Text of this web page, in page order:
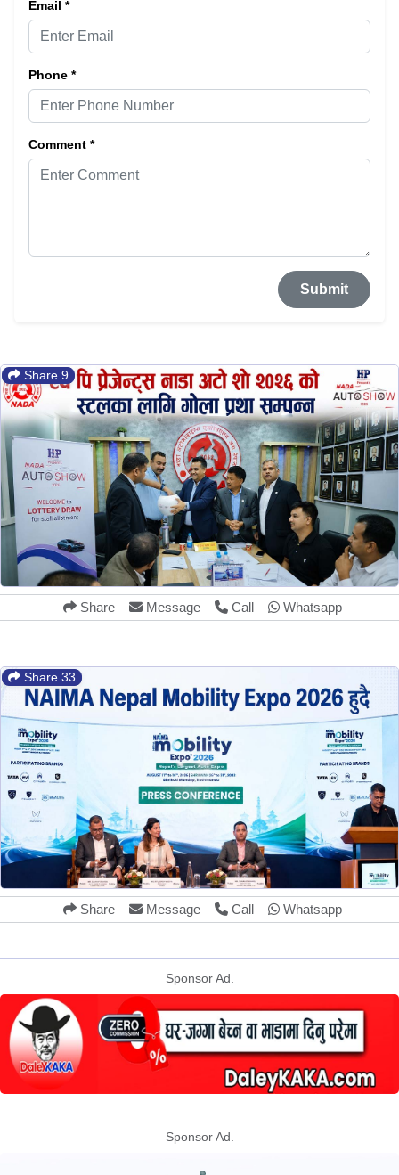
Email *
Phone *
Comment *
Submit
Share 9
Share Message Call Whatsapp
Share 33
Share Message Call Whatsapp
Sponsor Ad.
Sponsor Ad.